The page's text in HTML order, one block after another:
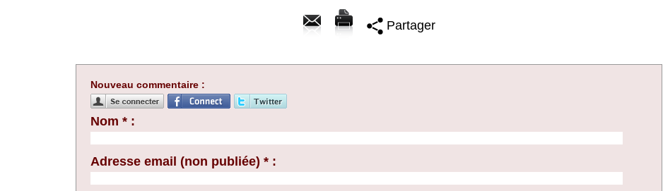
Partager
Nouveau commentaire :
Nom * :
Adresse email (non publiée) * :